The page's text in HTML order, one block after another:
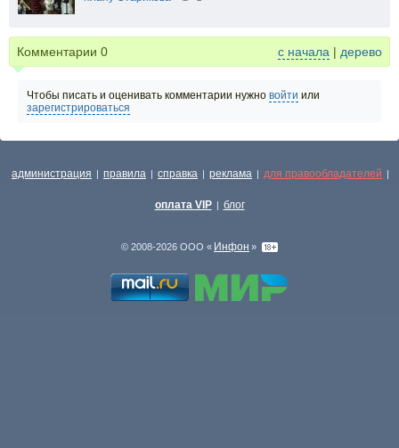
Комментарии 0 с начала | дерево
Чтобы писать и оценивать комментарии нужно войти или
зарегистрироваться
администрация | правила | справка | реклама | для правообладателей |
оплата VIP | блог
© 2008-2026 ООО « Инфон »